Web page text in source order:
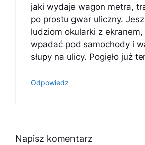
jaki wydaje wagon metra,
po prostu gwar uliczny.
ludziom okularki z
wpadać pod samochody i
słupy na ulicy. Pogięło już
Odpowiedz
Napisz komentarz